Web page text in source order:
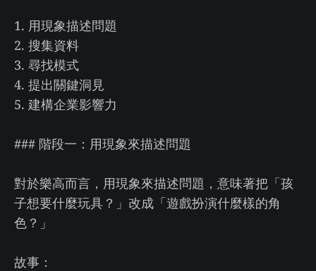
1. 用現象描述問題
2. 搜集資料
3. 尋找模式
4. 提出關鍵洞見
5. 建構企業影響力
### 階段一：用現象來描述問題
對於樂高而言，用現象來描述問題，意味著把「孩
子想要什麼玩具？」改成「遊戲扮演什麼樣的角
色？」
故事：